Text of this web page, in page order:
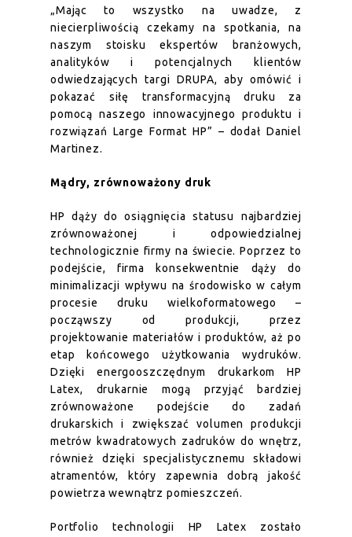
„Mając to wszystko na uwadze, z
niecierpliwością czekamy na spotkania, na
naszym stoisku ekspertów branżowych,
analityków i potencjalnych klientów
odwiedzających targi DRUPA, aby omówić i
pokazać siłę transformacyjną druku za
pomocą naszego innowacyjnego produktu i
rozwiązań Large Format HP” – dodał Daniel
Martinez.
Mądry, zrównoważony druk
HP dąży do osiągnięcia statusu najbardziej
zrównoważonej i odpowiedzialnej
technologicznie firmy na świecie. Poprzez to
podejście, firma konsekwentnie dąży do
minimalizacji wpływu na środowisko w całym
procesie druku wielkoformatowego –
począwszy od produkcji, przez
projektowanie materiałów i produktów, aż po
etap końcowego użytkowania wydruków.
Dzięki energooszczędnym drukarkom HP
Latex, drukarnie mogą przyjąć bardziej
zrównoważone podejście do zadań
drukarskich i zwiększać volumen produkcji
metrów kwadratowych zadruków do wnętrz,
również dzięki specjalistycznemu składowi
atramentów, który zapewnia dobrą jakość
powietrza wewnątrz pomieszczeń.
Portfolio technologii HP Latex zostało